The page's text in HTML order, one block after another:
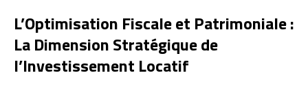
L’Optimisation Fiscale et Patrimoniale :
La Dimension Stratégique de
l’Investissement Locatif